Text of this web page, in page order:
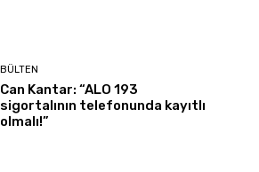
BÜLTEN
Can Kantar: “ALO 193
sigortalının telefonunda kayıtlı
olmalı!”